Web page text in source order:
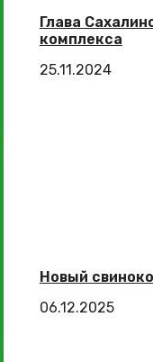
Глава
комплекса
25.11.2024
Новый
06.12.2025